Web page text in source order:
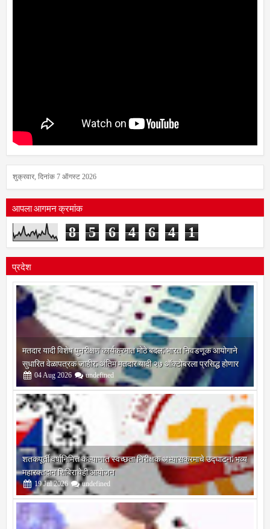
आपला आगमन क्रमांक
8 5 6 4 6 4 1
प्रदेश
मतदार यादी विशेष पुनरीक्षण कार्यक्रमात मोठे बदल; भारत निवडणूक आयोगाने
सुधारित वेळापत्रक जाहीर; अंतिम मतदार यादी २७ ऑक्टोबरला प्रसिद्ध होणार
2026 undefined
शतकपूर्ती वर्षानिमित्त कल्याणात स्वच्छता निरीक्षक अभ्यासक्रमाचे उद्घाटन; भव्य
महारक्तदान शिबिराचेही आयोजन
19 Jul 2026 undefined